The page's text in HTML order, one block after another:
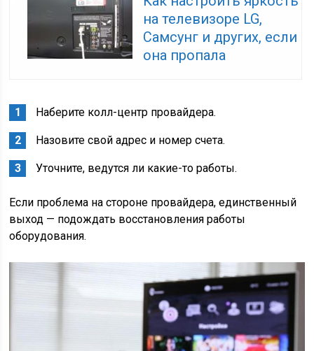
на телевизоре LG,
Самсунг и других, если
она пропала
Наберите колл-центр провайдера.
Назовите свой адрес и номер счета.
Уточните, ведутся ли какие-то работы.
Если проблема на стороне провайдера, единственный
выход — подождать восстановления работы
оборудования.